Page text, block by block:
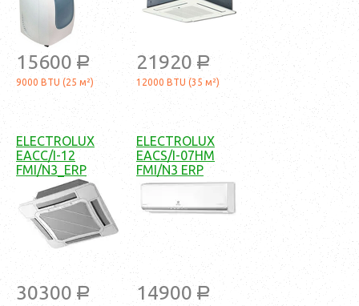
15600 a
9000 BTU (25 м²)
21920 a
12000 BTU (35 м²)
ELECTROLUX
EACC/I-12
FMI/N3_ERP
30300 a
ELECTROLUX
EACS/I-07HM
FMI/N3 ERP
14900 a